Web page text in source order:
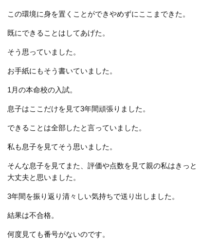
この環境に身を置くことができやめずにここまできた。
既にできることはしてあげた。
そう思っていました。
お手紙にもそう書いていました。
1月の本命校の入試。
息子はここだけを見て3年間頑張りました。
できることは全部したと言っていました。
私も息子を見てそう思いました。
そんな息子を見てまた、評価や点数を見て親の私はきっと
大丈夫と思いました。
3年間を振り返り清々しい気持ちで送り出しました。
結果は不合格。
何度見ても番号がないのです。